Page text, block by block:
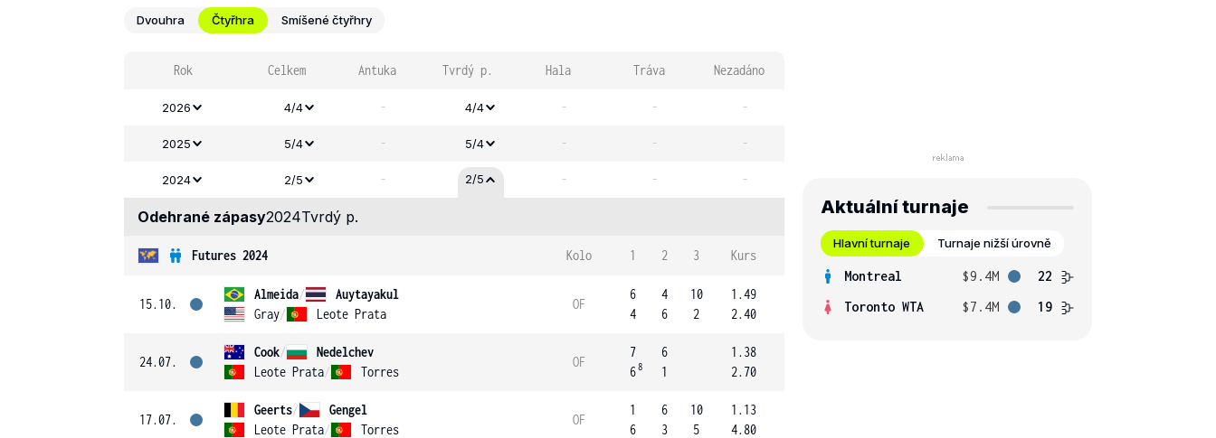
Dvouhra Čtyřhra Smíšené čtyřhry
Rok Celkem Antuka Tvrdý p. Hala Tráva Nezadáno
2026 4/4 - 4/4 - - -
2025 5/4 - 5/4 - - -
2024 2/5 - 2/5 - - -
Odehrané zápasy2024Tvrdý p.
Futures 2024 Kolo 1 2 3 Kurs
15.10.
Almeida/
Auytayakul
Gray/ Leote Prata
OF
6
4
4
6
10
2
1.49
2.40
24.07.
Cook/
Nedelchev
Leote Prata/ Torres
OF
7
68
6
1
1.38
2.70
17.07.
Geerts/
Gengel
Leote Prata/ Torres
OF
1
6
6
3
10
5
1.13
4.80
Aktuální turnaje
Hlavní turnaje Turnaje nižší úrovně
Montreal $9.4M
22
Toronto WTA
$7.4M 19